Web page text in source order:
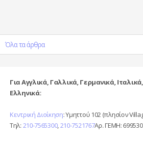
Όλα τα άρθρα
Για Αγγλικά, Γαλλικά, Γερμανικά,
Ελληνικά:
Κεντρική Διοίκηση: Υμηττού 102 (πλησίον
Τηλ: 210-7565300,210-7521767Αρ. ΓΕΜΗ: